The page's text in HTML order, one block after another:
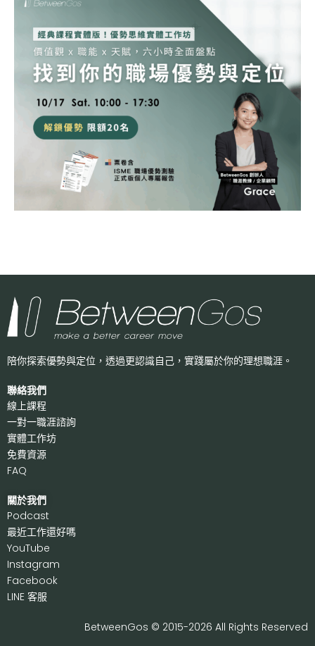
陪你探索優勢與定位，透過更認識自己， 實踐屬於你的理想職涯。
聯絡我們
線上課程
一對一職涯諮詢
實體工作坊
免費資源
FAQ
關於我們
Podcast
最近工作還好嗎
YouTube
Instagram
Facebook
LINE 客服
BetweenGos © 2015-2026 All Rights Reserved